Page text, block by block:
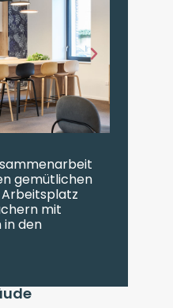
gemütlichen
mit
den